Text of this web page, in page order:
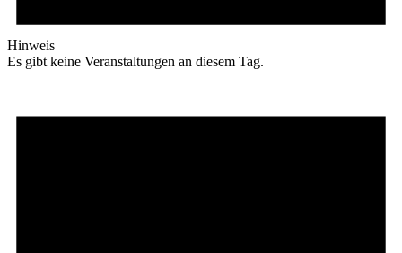
Hinweis
Es gibt keine Veranstaltungen an diesem Tag.